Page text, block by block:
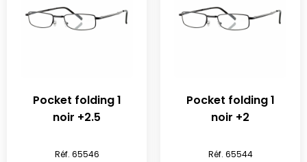
Pocket folding 1
noir +2.5
Réf. 65546
Pocket folding 1
noir +2
Réf. 65544